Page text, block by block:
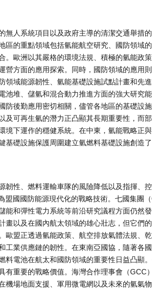
人系統項目以及政府主導的清潔交通舉措
區的重點領域包括氫能航空研究、國防領域
歐洲以其嚴格的環境法規、積極的氫能政
方面的應用探索。同時，國防領域的應用
領域能源韌性、氫能基礎設施試點計畫和先
池堆、儲氫和混合動力推進方面的強大研究
防後勤應用密切相關，儘管各地區的基礎設
可再生氫的潛力正凸顯其長期重要性，而
境下運作的穩健系統。在中東，氫能戰略正
礎設施保護周圍建立氫燃料基礎設施創造了
性、燃料運輸車隊的風險降低以及指揮、控
國國防能源現代化的戰略技術。七國集團
和彈性電力系統等前沿研究議程方面仍然
以及在國內航太領域的雄心壯志，但它們
盟正透過氫能政策、航空排放氣體法規、
工業供應鏈的韌性。在東南亞國協，隨著各
電池在航太和國防領域的重要性日益凸顯
有重要的戰略價值。海灣合作理事會（GCC
場地面支援、軍用微電網以及未來的氫氣